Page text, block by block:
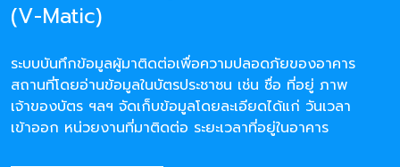
(V-Matic)
ระบบบันทึกข้อมูลผู้มาติดต่อเพื่อความปลอดภัยของอาคาร
สถานที่โดยอ่านข้อมูลในบัตรประชาชน เช่น ชื่อ ที่อยู่ ภาพ
เจ้าของบัตร ฯลฯ จัดเก็บข้อมูลโดยละเอียดได้แก่ วันเวลา
เข้าออก หน่วยงานที่มาติดต่อ ระยะเวลาที่อยู่ในอาคาร